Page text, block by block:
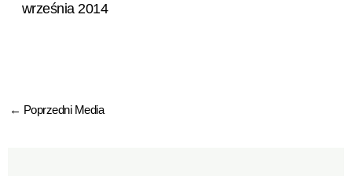
września 2014
← Poprzedni Media